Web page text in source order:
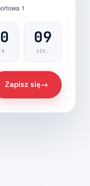
1
07
SEK.
Zapisz się→